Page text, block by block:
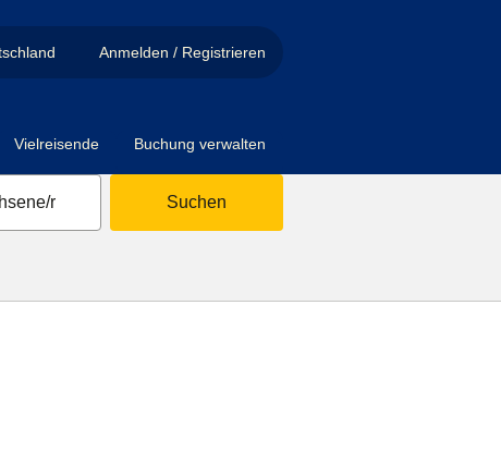
Anmelden / Registrieren
Vielreisende Buchung verwalten
r Suchen